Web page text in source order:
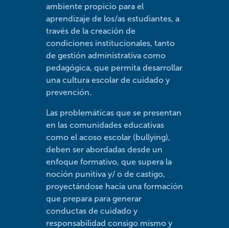
ambiente propicio para el
aprendizaje de los/as estudiantes, a
través de la creación de
condiciones institucionales, tanto
de gestión administrativa como
pedagógica, que permita desarrollar
una cultura escolar de cuidado y
prevención.
Las problemáticas que se presentan
en las comunidades educativas
como el acoso escolar (bullying),
deben ser abordadas desde un
enfoque formativo, que supera la
noción punitiva y/ o de castigo,
proyectándose hacia una formación
que prepara para generar
conductas de cuidado y
responsabilidad consigo mismo y